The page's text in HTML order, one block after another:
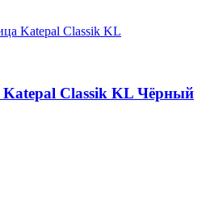
Katepal Classik KL Чёрный